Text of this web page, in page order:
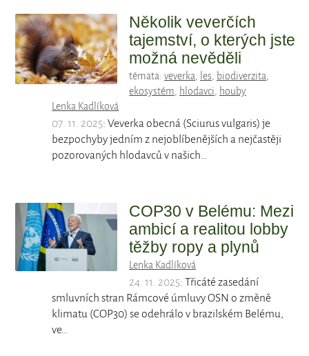
Několik veverčích
tajemství, o kterých jste
možná nevěděli
témata: veverka, les, biodiverzita,
ekosystém, hlodavci, houby
Lenka Kadlíková
07. 11. 2025: Veverka obecná (Sciurus vulgaris) je
bezpochyby jedním z nejoblíbenějších a nejčastěji
pozorovaných hlodavců v našich…
COP30 v Belému: Mezi
ambicí a realitou lobby
těžby ropy a plynů
Lenka Kadlíková
24. 11. 2025: Třicáté zasedání
smluvních stran Rámcové úmluvy OSN o změně
klimatu (COP30) se odehrálo v brazilském Belému,
ve…